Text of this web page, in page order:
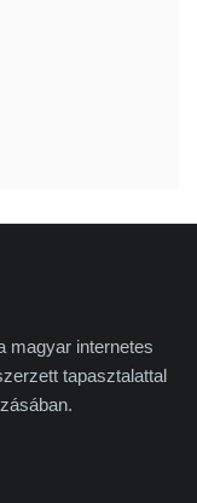
magyar internetes
tapasztalattal